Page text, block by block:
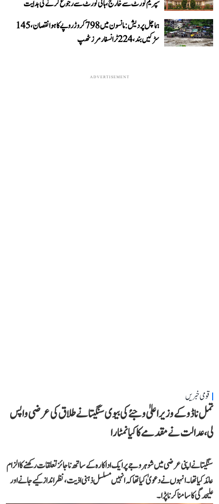
سپریم کورٹ سے خارج، ہائی کورٹ سے رجوع کرنے کی ہدایت
ہماچل پردیش: مانسون میں 798 کروڑ روپے کا ہوا نقصان، 145
سڑکیں بند، 224 ٹرانسفارمرز ٹھپ
ADVERTISEMENT
قومی خبریں
تمل ناڈو کے وزیر اعلیٰ وجئے کی بیوی سنگیتا نے طلاق کی عرضی واپس
لی، عدالت نے مقدمے کا کیا نمٹارا
سنگیتا نے اپنی عرضی میں شوہر وجے پر ایک اداکارہ کے ساتھ ناجائز تعلقات رکھنے کا الزام
عائد کیا تھا۔ انہوں نے دعویٰ کیا تھا کہ انہیں مسلسل ذہنی اذیت، نظر انداز کیے جانے اور
علیحدگی کا سامنا کرنا پڑا۔